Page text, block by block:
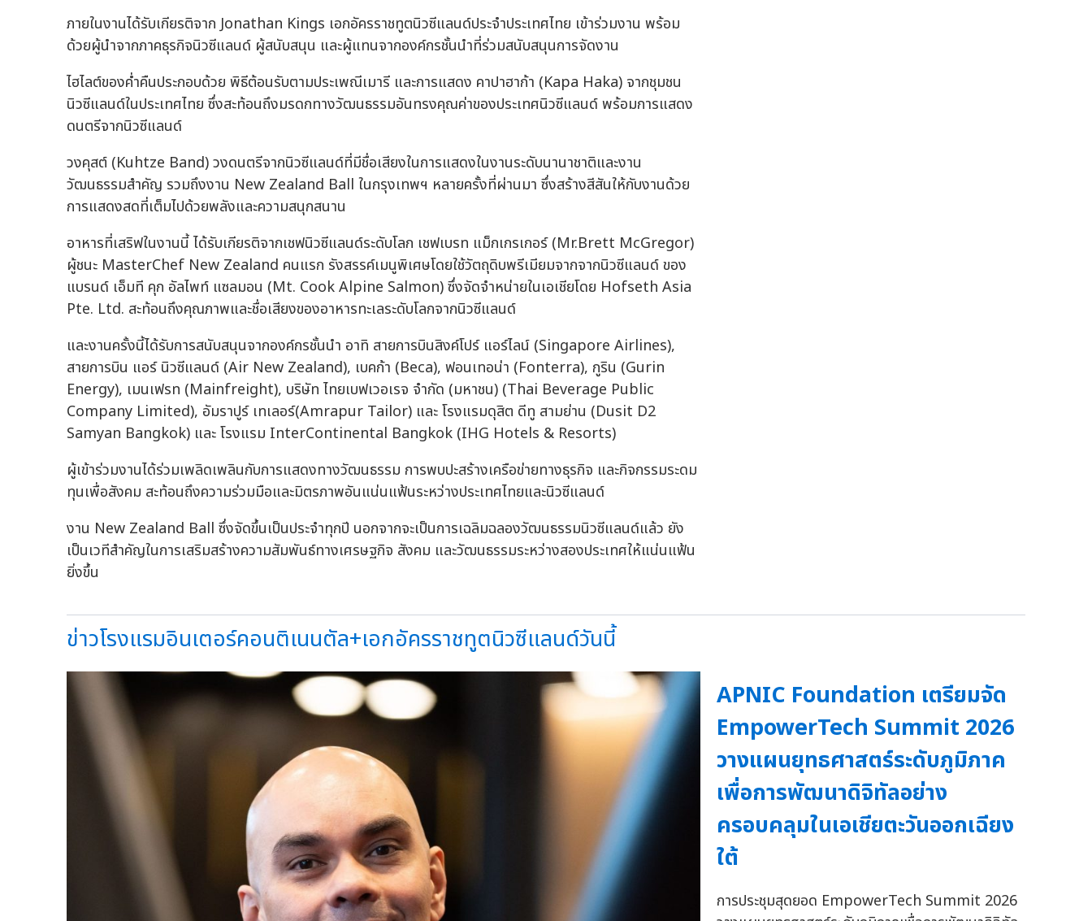
ภายในงานได้รับเกียรติจาก Jonathan Kings เอกอัครราชทูตนิวซีแลนด์ประจำประเทศไทย เข้าร่วมงาน พร้อม
ด้วยผู้นำจากภาคธุรกิจนิวซีแลนด์ ผู้สนับสนุน และผู้แทนจากองค์กรชั้นนำที่ร่วมสนับสนุนการจัดงาน
ไฮไลต์ของค่ำคืนประกอบด้วย พิธีต้อนรับตามประเพณีเมารี และการแสดง คาปาฮาก้า (Kapa Haka) จากชุมชน
นิวซีแลนด์ในประเทศไทย ซึ่งสะท้อนถึงมรดกทางวัฒนธรรมอันทรงคุณค่าของประเทศนิวซีแลนด์ พร้อมการแสดง
ดนตรีจากนิวซีแลนด์
วงคุสต์ (Kuhtze Band) วงดนตรีจากนิวซีแลนด์ที่มีชื่อเสียงในการแสดงในงานระดับนานาชาติและงาน
วัฒนธรรมสำคัญ รวมถึงงาน New Zealand Ball ในกรุงเทพฯ หลายครั้งที่ผ่านมา ซึ่งสร้างสีสันให้กับงานด้วย
การแสดงสดที่เต็มไปด้วยพลังและความสนุกสนาน
อาหารที่เสริฟในงานนี้ ได้รับเกียรติจากเชฟนิวซีแลนด์ระดับโลก เชฟเบรท แม็กเกรเกอร์ (Mr.Brett McGregor)
ผู้ชนะ MasterChef New Zealand คนแรก รังสรรค์เมนูพิเศษโดยใช้วัตถุดิบพรีเมียมจากจากนิวซีแลนด์ ของ
แบรนด์ เอ็มที คุก อัลไพท์ แซลมอน (Mt. Cook Alpine Salmon) ซึ่งจัดจำหน่ายในเอเชียโดย Hofseth Asia
Pte. Ltd. สะท้อนถึงคุณภาพและชื่อเสียงของอาหารทะเลระดับโลกจากนิวซีแลนด์
และงานครั้งนี้ได้รับการสนับสนุนจากองค์กรชั้นนำ อาทิ สายการบินสิงค์โปร์ แอร์ไลน์ (Singapore Airlines),
สายการบิน แอร์ นิวซีแลนด์ (Air New Zealand), เบคก้า (Beca), ฟอนเทอน่า (Fonterra), กูริน (Gurin
Energy), เมนเฟรท (Mainfreight), บริษัท ไทยเบฟเวอเรจ จำกัด (มหาชน) (Thai Beverage Public
Company Limited), อัมราปูร์ เทเลอร์(Amrapur Tailor) และ โรงแรมดุสิต ดีทู สามย่าน (Dusit D2
Samyan Bangkok) และ โรงแรม InterContinental Bangkok (IHG Hotels & Resorts)
ผู้เข้าร่วมงานได้ร่วมเพลิดเพลินกับการแสดงทางวัฒนธรรม การพบปะสร้างเครือข่ายทางธุรกิจ และกิจกรรมระดม
ทุนเพื่อสังคม สะท้อนถึงความร่วมมือและมิตรภาพอันแน่นแฟ้นระหว่างประเทศไทยและนิวซีแลนด์
งาน New Zealand Ball ซึ่งจัดขึ้นเป็นประจำทุกปี นอกจากจะเป็นการเฉลิมฉลองวัฒนธรรมนิวซีแลนด์แล้ว ยัง
เป็นเวทีสำคัญในการเสริมสร้างความสัมพันธ์ทางเศรษฐกิจ สังคม และวัฒนธรรมระหว่างสองประเทศให้แน่นแฟ้น
ยิ่งขึ้น
ข่าวโรงแรมอินเตอร์คอนติเนนตัล+เอกอัครราชทูตนิวซีแลนด์วันนี้
APNIC Foundation เตรียมจัด
EmpowerTech Summit 2026
วางแผนยุทธศาสตร์ระดับภูมิภาค
เพื่อการพัฒนาดิจิทัลอย่าง
ครอบคลุมในเอเชียตะวันออกเฉียง
ใต้
การประชุมสุดยอด EmpowerTech Summit 2026